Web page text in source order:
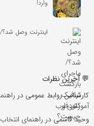
وارد!
اینترنت وصل
💬 آخرین نظرات
کارشناس روابط عمومی در
آموزشی وب
وحید قاسمی در راهنمای